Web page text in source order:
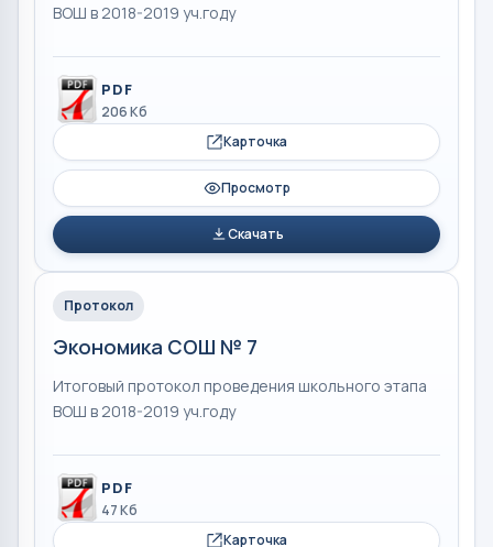
ВОШ в 2018-2019 уч.году
PDF
206 Кб
Карточка
Просмотр
Скачать
Протокол
Экономика СОШ № 7
Итоговый протокол проведения школьного этапа
ВОШ в 2018-2019 уч.году
PDF
47 Кб
Карточка